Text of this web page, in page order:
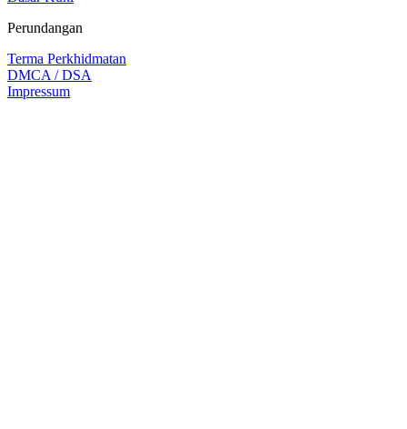
Perundangan
Terma Perkhidmatan
DMCA / DSA
Impressum